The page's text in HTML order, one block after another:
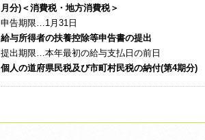
月分)＜消費税・地方消費税＞
申告期限…1月31日
給与所得者の扶養控除等申告書の提出
提出期限…本年最初の給与支払日の前日
個人の道府県民税及び市町村民税の納付(第4期分)